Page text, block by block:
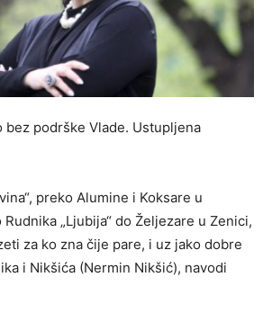
bez podrške Vlade. Ustupljena
preko Alumine i Koksare u
„Ljubija“ do Željezare u Zenici,
za ko zna čije pare, i uz jako dobre
i Nikšića (Nermin Nikšić), navodi